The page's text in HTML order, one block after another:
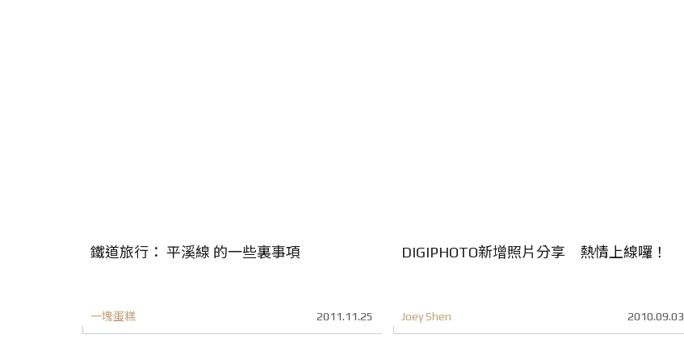
鐵道旅行： 平溪線 的一些裏事項
一塊蛋糕 2011.11.25
DIGIPHOTO新增照片分享 熱情上線囉！
Joey Shen 2010.09.03